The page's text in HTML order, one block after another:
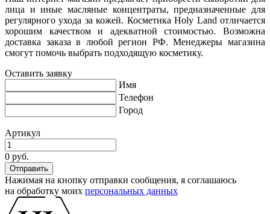
лица и иные масляные концентраты, предназначенные для
регулярного ухода за кожей. Косметика Holy Land отличается
хорошим качеством и адекватной стоимостью. Возможна
доставка заказа в любой регион РФ. Менеджеры магазина
смогут помочь выбрать подходящую косметику.
Оставить заявку
Имя
Телефон
Город
Артикул
0 руб.
Нажимая на кнопку отправки сообщения, я соглашаюсь
на обработку моих персональных данных